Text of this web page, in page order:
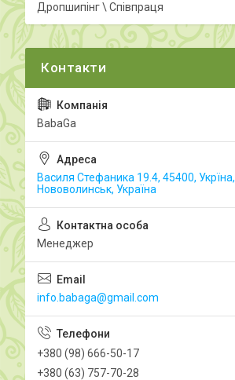
Дропшипінг \ Співпраця
BabaGa
Василя Стефаника 19.4, 45400, Укрїна,
Нововолинськ, Україна
Менеджер
info.babaga@gmail.com
+380 (98) 666-50-17
+380 (63) 757-70-28